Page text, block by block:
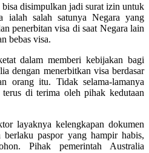
bisa disimpulkan jadi surat izin untuk
ialah salah satunya Negara yang
penerbitan visa di saat Negara lain
bebas visa.
dalam memberi kebijakan bagi
dengan menerbitkan visa berdasar
orang itu. Tidak selama-lamanya
di terima oleh pihak kedutaan
layaknya kelengkapan dokumen
paspor yang hampir habis,
Pihak pemerintah Australia